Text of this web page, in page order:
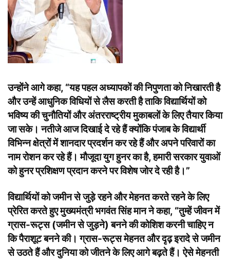
उन्होंने आगे कहा, “यह पहल अध्यापकों की निपुणता को निखारती है
और उन्हें आधुनिक विधियों से लैस करती है ताकि विद्यार्थियों को
भविष्य की चुनौतियों और अंतरराष्ट्रीय मुकाबलों के लिए तैयार किया
जा सके। नतीजे आज दिखाई दे रहे हैं क्योंकि पंजाब के विद्यार्थी
विभिन्न क्षेत्रों में शानदार प्रदर्शन कर रहे हैं और अपने परिवारों का
नाम रोशन कर रहे हैं। मौजूदा युग हुनर का है, हमारी सरकार युवाओं
को हुनर प्रशिक्षण प्रदान करने पर विशेष जोर दे रही है।”
विद्यार्थियों को जमीन से जुड़े रहने और मेहनत करते रहने के लिए
प्रेरित करते हुए मुख्यमंत्री भगवंत सिंह मान ने कहा, “तुम्हें जीवन में
ग्रास-रूट्स (जमीन से जुड़ने) बनने की कोशिश करनी चाहिए न
कि पैराशूट बनने की। ग्रास-रूट्स मेहनत और दृढ़ इरादे से जमीन
से उठते हैं और दुनिया को जीतने के लिए आगे बढ़ते हैं। ऐसे मेहनती